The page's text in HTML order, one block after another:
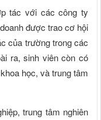
tác với các công ty
được trao cơ hội
của trường trong các
ra, sinh viên còn có
học, và trung tâm
trung tâm nghiên